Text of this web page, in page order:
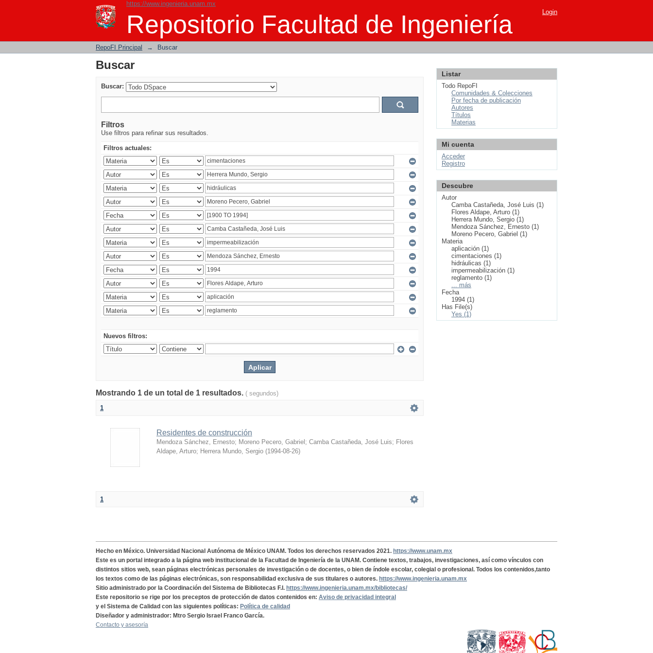
https://www.ingenieria.unam.mx
Repositorio Facultad de Ingeniería
Buscar Login
RepoFI Principal → Buscar
Buscar
Buscar:
Filtros
Use filtros para refinar sus resultados.
Filtros actuales:
Nuevos filtros:
Mostrando 1 de un total de 1 resultados. ( segundos)
1
Residentes de construcción
Mendoza Sánchez, Ernesto; Moreno Pecero, Gabriel ; Camba Castañeda, José Luis; Flores
Aldape, Arturo; Herrera Mundo, Sergio (1994-08-26)
1
Listar
Todo RepoFI
Comunidades & Colecciones
Por fecha de publicación
Autores
Títulos
Materias
Mi cuenta
Acceder
Registro
Descubre
Autor
Camba Castañeda, José Luis (1)
Flores Aldape, Arturo (1)
Herrera Mundo, Sergio (1)
Mendoza Sánchez, Ernesto (1)
Moreno Pecero, Gabriel (1)
Materia
aplicación (1)
cimentaciones (1)
hidráulicas (1)
impermeabilización (1)
reglamento (1)
... más
Fecha
1994 (1)
Has File(s)
Yes (1)
Hecho en México. Universidad Nacional Autónoma de México UNAM. Todos los derechos reservados 2021. https://www.unam.mx
Este es un portal integrado a la página web institucional de la Facultad de Ingeniería de la UNAM. Contiene textos, trabajos, investigaciones, así como vínculos con
distintos sitios web, sean páginas electrónicas personales de investigación o de docentes, o bien de índole escolar, colegial o profesional. Todos los contenidos,tanto
los textos como de las páginas electrónicas, son responsabilidad exclusiva de sus titulares o autores. https://www.ingenieria.unam.mx
Sitio administrado por la Coordinación del Sistema de Bibliotecas F.I. https://www.ingenieria.unam.mx/bibliotecas/
Este repositorio se rige por los preceptos de protección de datos contenidos en: Aviso de privacidad integral
y el Sistema de Calidad con las siguientes políticas: Política de calidad
Diseñador y administrador: Mtro Sergio Israel Franco García.
Contacto y asesoría